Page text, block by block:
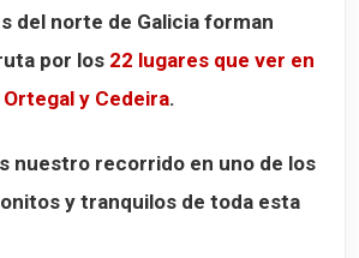
del norte de Galicia forman
por los 22 lugares que ver en
y Cedeira.
nuestro recorrido en uno de los
y tranquilos de toda esta